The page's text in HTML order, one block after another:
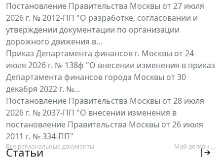
Постановление Правительства Москвы от 27 июля
2026 г. № 2012-ПП "О разработке, согласовании и
утверждении документации по организации
дорожного движения в...
Приказ Департамента финансов г. Москвы от 24
июля 2026 г. № 138ф "О внесении изменения в приказ
Департамента финансов города Москвы от 30
декабря 2022 г. №...
Постановление Правительства Москвы от 28 июля
2026 г. № 2037-ПП "О внесении изменения в
постановление Правительства Москвы от 26 июля
2011 г. № 334-ПП"
Все региональные документы Мой регион ...
Статьи